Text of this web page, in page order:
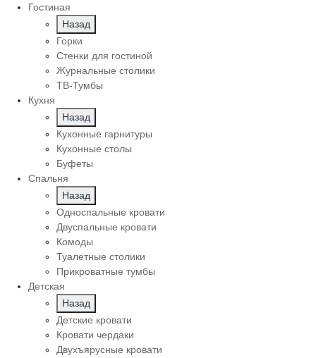
Гостиная
Назад
Горки
Стенки для гостиной
Журнальные столики
TВ-Тумбы
Кухня
Назад
Кухонные гарнитуры
Кухонные столы
Буфеты
Спальня
Назад
Односпальные кровати
Двуспальные кровати
Комоды
Туалетные столики
Прикроватные тумбы
Детская
Назад
Детские кровати
Кровати чердаки
Двухъярусные кровати